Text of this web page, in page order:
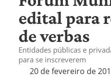
edital para
de verbas
Entidades públicas e
para se inscreverem
20 de fevereiro de